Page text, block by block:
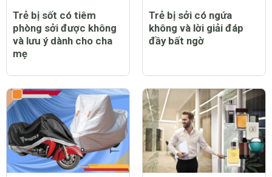
Trẻ bị sốt có tiêm
phòng sởi được không
và lưu ý dành cho cha
mẹ
Trẻ bị sởi có ngứa
không và lời giải đáp
đầy bất ngờ